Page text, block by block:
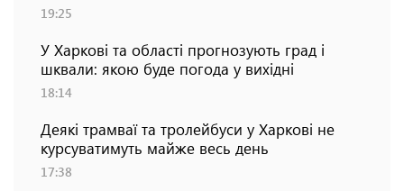
19:25
У Харкові та області прогнозують град і
шквали: якою буде погода у вихідні
18:14
Деякі трамваї та тролейбуси у Харкові не
курсуватимуть майже весь день
17:38